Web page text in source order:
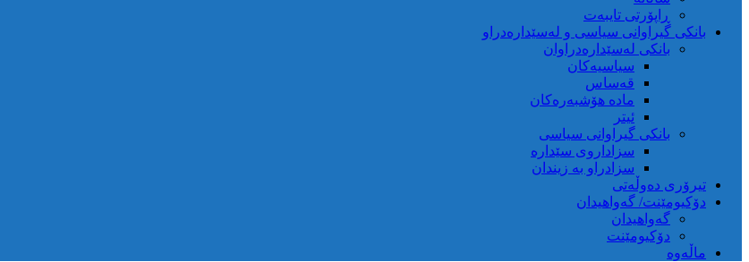
ڕاپۆرتی تایبەت
بانکی گیراوانی سیاسی و لەسێدارەدراو
بانکی لەسێدارەدراوان
سیاسیەکان
قەساس
مادە هۆشبەرەکان
ئیتر
بانکی گیراوانی سیاسی
سزاداروی سێدارە
سزادراو بە زیندان
تیرۆری دەوڵەتی
دۆکیومێنت/ گەواهیدان
گەواهیدان
دۆکیومێنت
ماڵەوە